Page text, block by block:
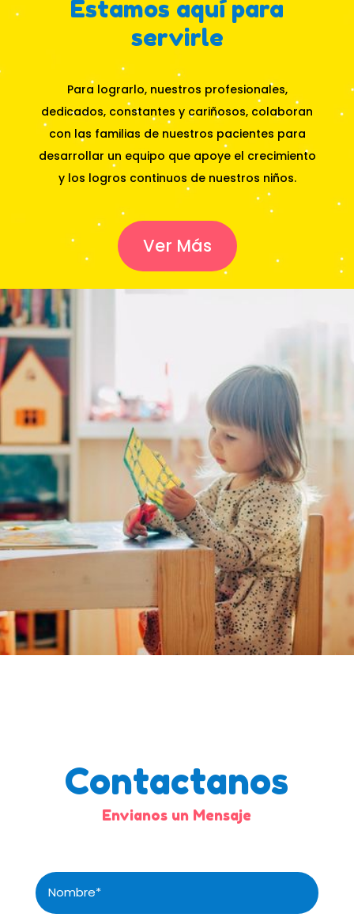
Estamos aquí para
servirle
Para lograrlo, nuestros profesionales,
dedicados, constantes y cariñosos, colaboran
con las familias de nuestros pacientes para
desarrollar un equipo que apoye el crecimiento
y los logros continuos de nuestros niños.
Ver Más
Contactanos
Envianos un Mensaje